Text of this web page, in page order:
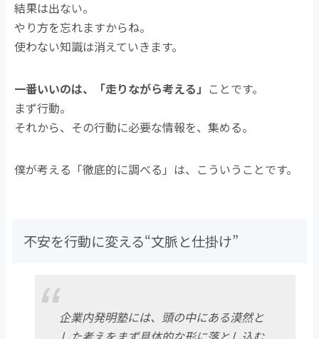
結果は出ない。
やり方を忘れますからね。
使わない知識は消えていきます。
一番いいのは、「走りながら考える」 ことです。
まず行動。
それから、その行動に必要な情報を、集める。
僕が考える「徹底的に調べる」は、こういうことです。
不安を行動に変える“文脈と仕掛け”
企業内発明塾には、頭の中にある漠然と